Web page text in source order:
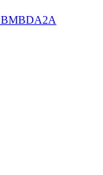
BMBDA2A